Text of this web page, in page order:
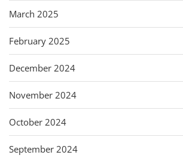
March 2025
February 2025
December 2024
November 2024
October 2024
September 2024